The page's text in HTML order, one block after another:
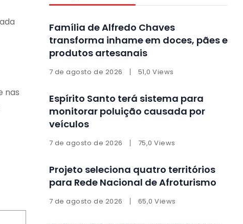
nas
Família de Alfredo Chaves
transforma inhame em doces, pães e
produtos artesanais
7 de agosto de 2026 51,0 Views
Espírito Santo terá sistema para
monitorar poluição causada por
veículos
7 de agosto de 2026 75,0 Views
Projeto seleciona quatro territórios
para Rede Nacional de Afroturismo
7 de agosto de 2026 65,0 Views